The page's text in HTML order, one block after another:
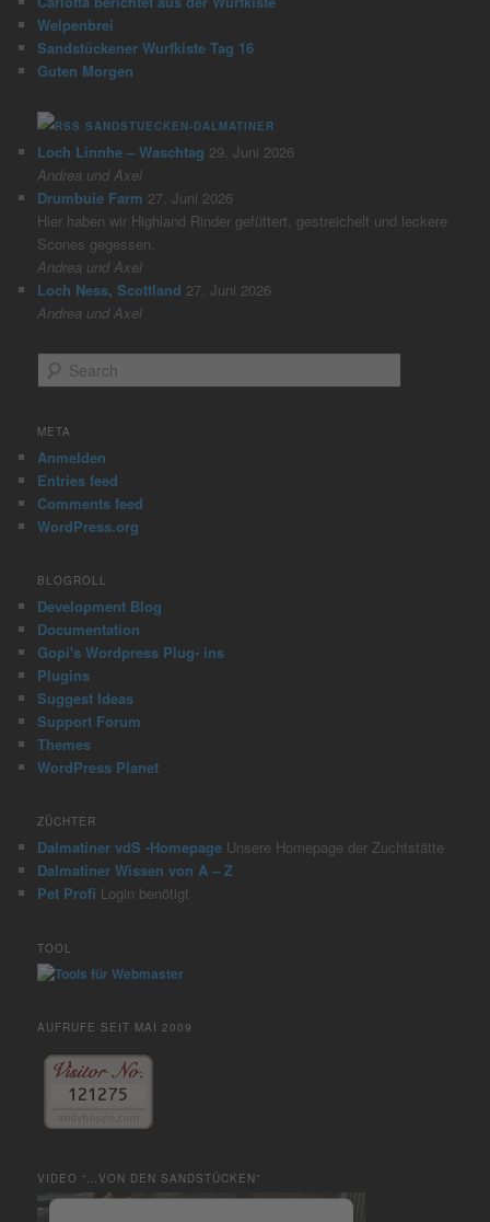
Welpenbrei
Sandstückener Wurfkiste Tag 16
Guten Morgen
SANDSTUECKEN-DALMATINER
Loch Linnhe – Waschtag 29. Juni 2026
Andrea und Axel
Drumbuie Farm 27. Juni 2026
Hier haben wir Highland Rinder gefüttert, gestreichelt und leckere
Scones gegessen.
Andrea und Axel
Loch Ness, Scottland 27. Juni 2026
Andrea und Axel
e
r
h
META
Anmelden
Entries feed
Comments feed
WordPress.org
BLOGROLL
Development Blog
Documentation
Gopi's Wordpress Plug- ins
Plugins
Suggest Ideas
Support Forum
Themes
WordPress Planet
ZÜCHTER
Dalmatiner vdS -Homepage Unsere Homepage der Zuchtstätte
Dalmatiner Wissen von A – Z
Pet Profi Login benötigt
TOOL
AUFRUFE SEIT MAI 2009
VIDEO “…VON DEN SANDSTÜCKEN”